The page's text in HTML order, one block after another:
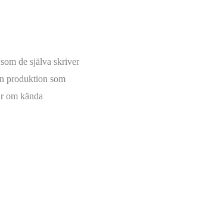
de själva skriver
produktion som
om kända